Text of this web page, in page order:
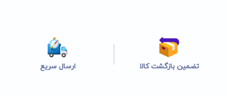
تضمین بازگشت کالا ارسال سریع